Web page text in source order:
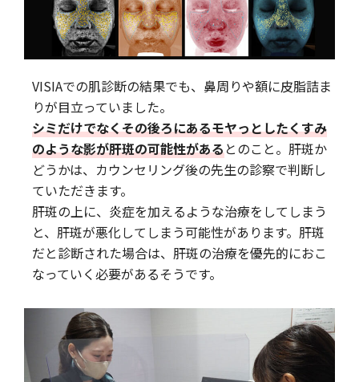
VISIAでの肌診断の結果でも、鼻周りや額に皮脂詰ま
りが目立っていました。
シミだけでなくその後ろにあるモヤっとしたくすみ
のような影が肝斑の可能性があるとのこと。肝斑か
どうかは、カウンセリング後の先生の診察で判断し
ていただきます。
肝斑の上に、炎症を加えるような治療をしてしまう
と、肝斑が悪化してしまう可能性があります。肝斑
だと診断された場合は、肝斑の治療を優先的におこ
なっていく必要があるそうです。